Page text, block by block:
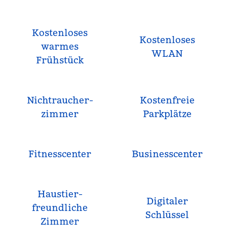
Kostenloses
warmes
Frühstück
Kostenloses
WLAN
Nichtraucher­
zimmer
Kostenfreie
Parkplätze
Fitnesscenter Business­center
Haustier­
freundliche
Zimmer
Digitaler
Schlüssel